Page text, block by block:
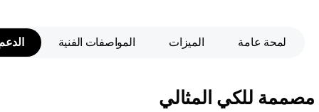
لمحة عامة الميزات المواصفات الفنية
مصممة للكي المثالي